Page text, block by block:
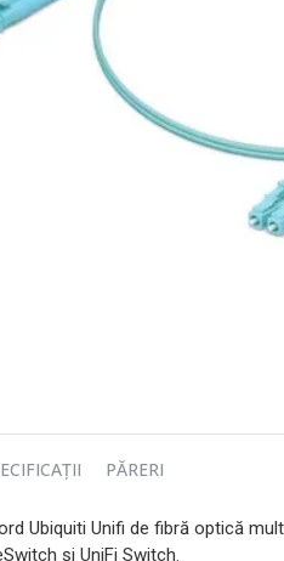
PĂRERI
Ubiquiti Unifi de fibră optică
și UniFi Switch.